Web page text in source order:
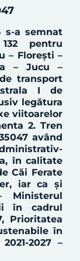
semnat
pentru
– Floreşti –
– Jucu –
transport
I de
legătura
viitoarelor
2. Tren
având
în calitate
Căi Ferate
iar ca și
Ministerul
în cadrul
Prioritatea
în
2027 –